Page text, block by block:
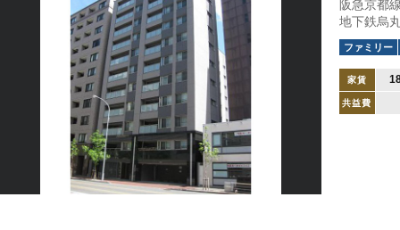
阪急京
地下鉄烏
ファミリー
家賃
共益費